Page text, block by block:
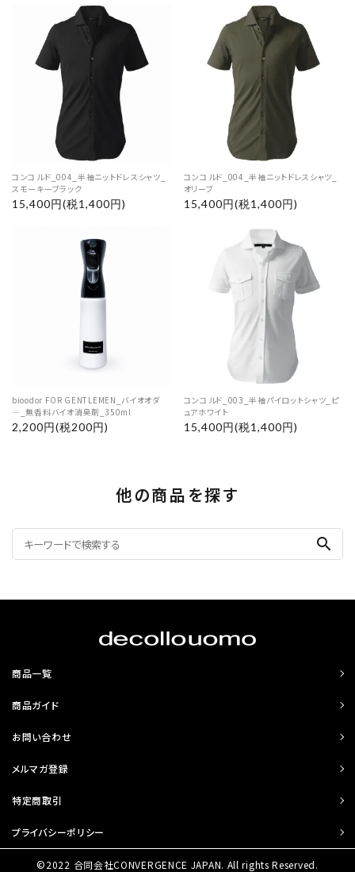
コンコルド_004_半袖ニットドレスシャツ_
スモーキーブラック
15,400円(税1,400円)
コンコルド_004_半袖ニットドレスシャツ_
オリーブ
15,400円(税1,400円)
bioodor FOR GENTLEMEN_バイオオダ
―_無香料バイオ消臭剤_350ml
2,200円(税200円)
コンコルド_003_半袖パイロットシャツ_ピ
ュアホワイト
15,400円(税1,400円)
他の商品を探す
search
商品一覧
商品ガイド
お問い合わせ
メルマガ登録
特定商取引
プライバシーポリシー
©2022 合同会社CONVERGENCE JAPAN. All rights Reserved.